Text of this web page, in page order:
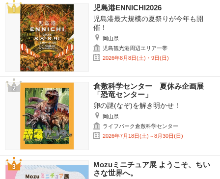
児島港ENNICHI2026
児島港最大規模の夏祭りが今年も開
催！
岡山県
児島観光港周辺エリア一帯
2026年8月8日(土)・9日(日)
倉敷科学センター 夏休み企画展
「恐竜センター」
卵の謎(なぞ)を解き明かせ！
岡山県
ライフパーク倉敷科学センター
2026年7月18日(土)～8月30日(日)
Mozuミニチュア展 ようこそ、ちい
さな世界へ。